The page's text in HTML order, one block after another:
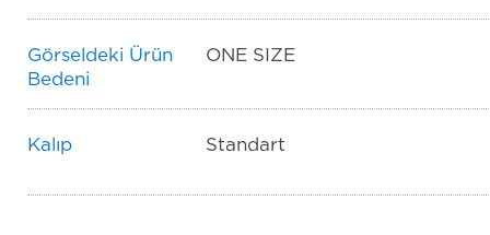
Görseldeki Ürün
Bedeni
ONE SIZE
Kalıp Standart